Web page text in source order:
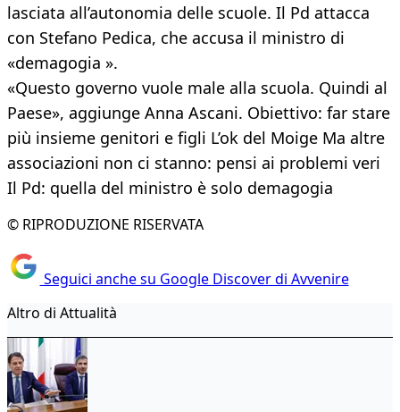
lasciata all’autonomia delle scuole. Il Pd attacca
con Stefano Pedica, che accusa il ministro di
«demagogia ».
«Questo governo vuole male alla scuola. Quindi al
Paese», aggiunge Anna Ascani. Obiettivo: far stare
più insieme genitori e figli L’ok del Moige Ma altre
associazioni non ci stanno: pensi ai problemi veri
Il Pd: quella del ministro è solo demagogia
© RIPRODUZIONE RISERVATA
Seguici anche su Google Discover di Avvenire
Altro di Attualità